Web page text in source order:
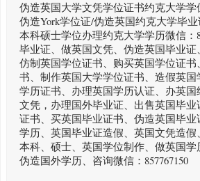
伪造英国大学文凭学位证书约克大学学
伪造York学位证/伪造英国约克大学毕
本科硕士学位办理约克大学学历微信：
毕业证、做英国文凭、伪造英国毕业证
仿制英国学位证书、购买英国学位证
书、制作英国大学学位证书、造假英
学历证书、办理英国学历认证、办英
文凭，办理国外毕业证、出售英国毕
证书、买英国毕业证书、伪造英国毕
学历、英国毕业证造假、英国文凭造假
本科、硕士、英国学位制作、做英国学
伪造国外学历、咨询微信：857767150